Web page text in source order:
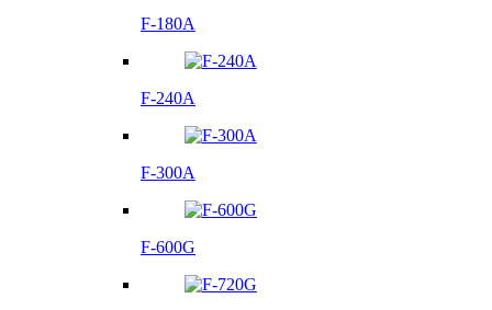
F-180A
F-240A
F-300A
F-600G